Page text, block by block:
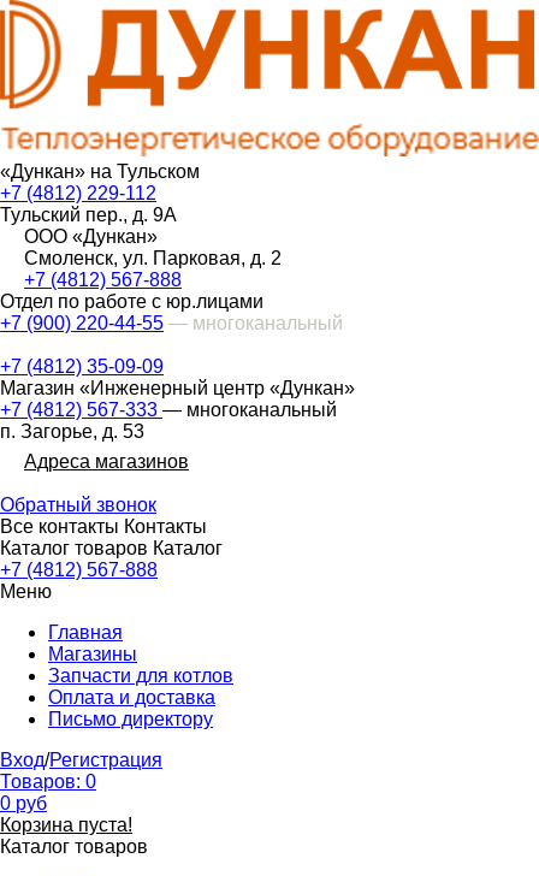
«Дункан» на Тульском
+7 (4812) 229-112
Тульский пер., д. 9А
ООО «Дункан»
Смоленск, ул. Парковая, д. 2
+7 (4812) 567-888
Отдел по работе с юр.лицами
+7 (900) 220-44-55 — многоканальный
+7 (4812) 35-09-09
Магазин «Инженерный центр «Дункан»
+7 (4812) 567-333 — многоканальный
п. Загорье, д. 53
Адреса магазинов
Обратный звонок
Все контакты Контакты
Каталог товаров Каталог
+7 (4812) 567-888
Меню
Главная
Магазины
Запчасти для котлов
Оплата и доставка
Письмо директору
Вход/Регистрация
Товаров: 0
0 руб
Корзина пуста!
Каталог товаров